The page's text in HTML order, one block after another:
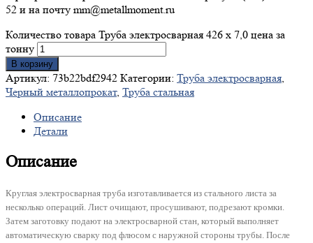
52 и на почту mm@metallmoment.ru
Количество товара Труба электросварная 426 х 7,0 цена за
тонну
В корзину
Артикул: 73b22bdf2942 Категории: Труба электросварная,
Черный металлопрокат, Труба стальная
Описание
Детали
Описание
Круглая электросварная труба изготавливается из стального листа за
несколько операций. Лист очищают, просушивают, подрезают кромки.
Затем заготовку подают на электросварной стан, который выполняет
автоматическую сварку под флюсом с наружной стороны трубы. После